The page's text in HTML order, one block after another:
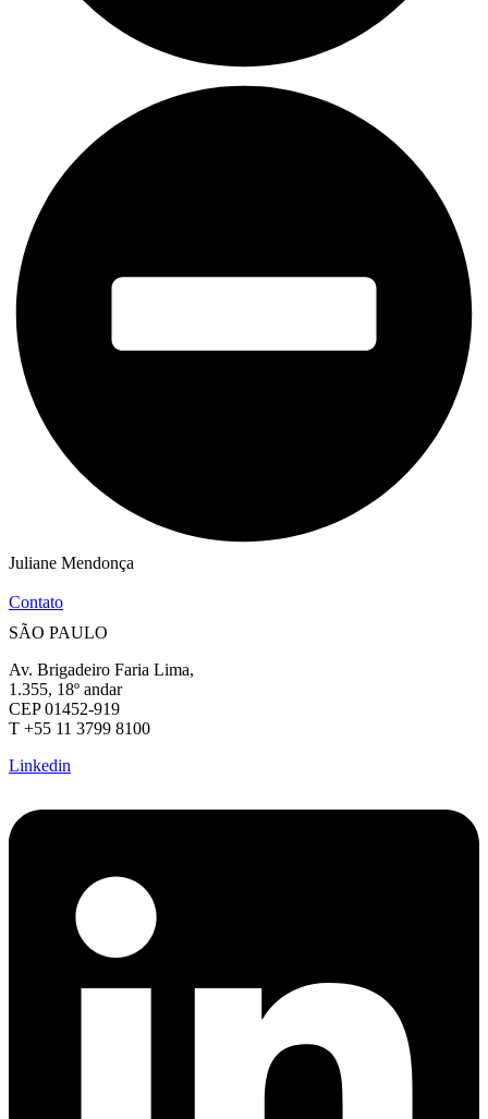
Juliane Mendonça
Contato
SÃO PAULO
Av. Brigadeiro Faria Lima,
1.355, 18º andar
CEP 01452-919
T +55 11 3799 8100
Linkedin